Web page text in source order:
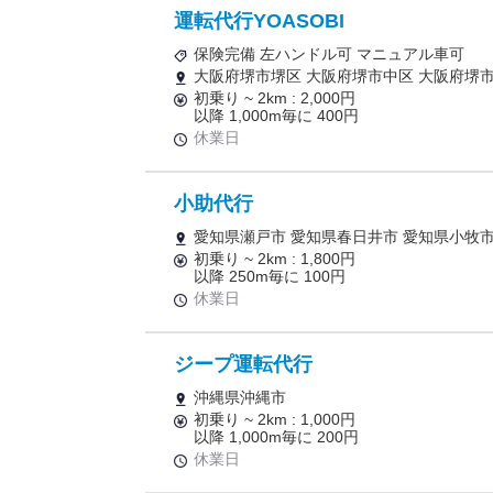
運転代行YOASOBI
保険完備 左ハンドル可 マニュアル車可
大阪府堺市堺区 大阪府堺市中区 大阪府堺
初乗り ~ 2km : 2,000円
以降 1,000m毎に 400円
休業日
小助代行
愛知県瀬戸市 愛知県春日井市 愛知県小牧
初乗り ~ 2km : 1,800円
以降 250m毎に 100円
休業日
ジープ運転代行
沖縄県沖縄市
初乗り ~ 2km : 1,000円
以降 1,000m毎に 200円
休業日